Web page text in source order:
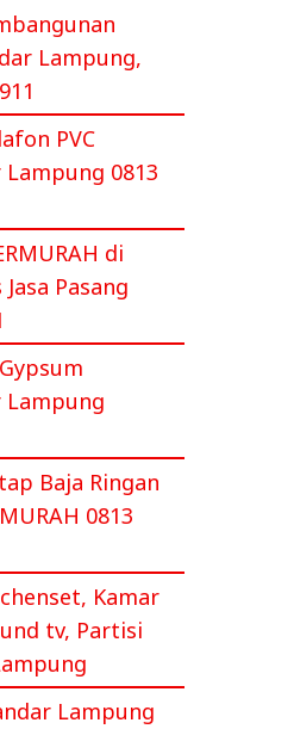
Lampung,
PVC
Lampung 0813
di
Pasang
Lampung
Baja Ringan
0813
Kamar
tv, Partisi
Lampung